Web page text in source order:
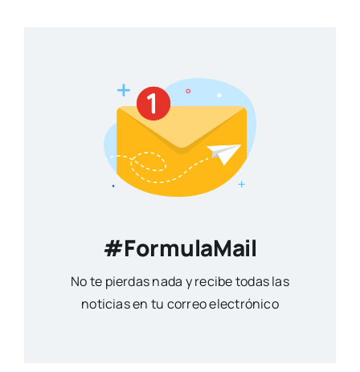
#FormulaMail
No te pierdas nada y recibe todas las
noticias en tu correo electrónico